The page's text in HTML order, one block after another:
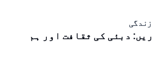
زندگی
دبئی کی ثقافت اور ہم